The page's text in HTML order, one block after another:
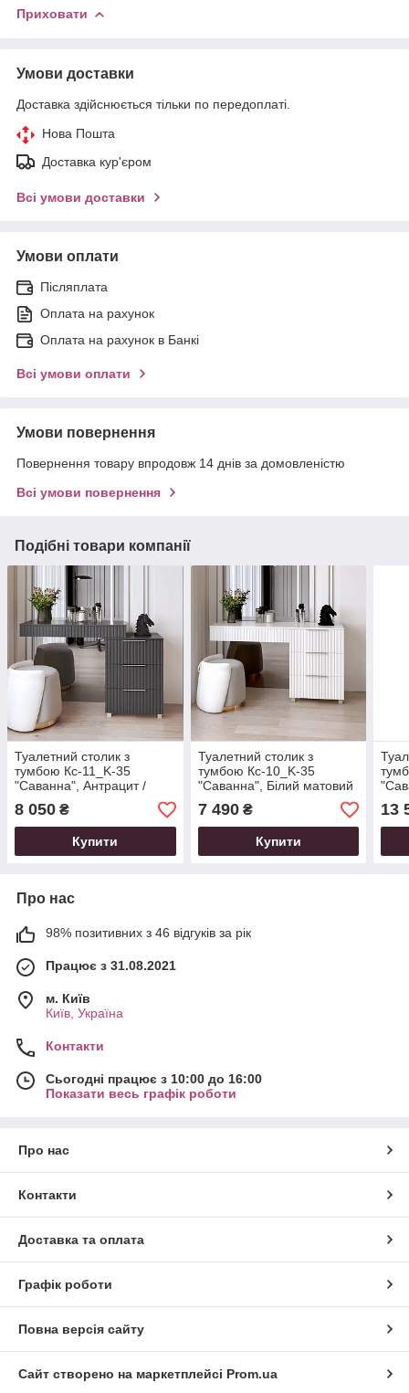
Приховати
Умови доставки
Доставка здійснюється тільки по передоплаті.
Нова Пошта
Доставка кур'єром
Всі умови доставки
Умови оплати
Післяплата
Оплата на рахунок
Оплата на рахунок в Банкі
Всі умови оплати
Умови повернення
Повернення товару впродовж 14 днів за домовленістю
Всі умови повернення
Подібні товари компанії
Туалетний столик з
тумбою Кс-11_K-35
"Саванна", Антрацит /
Графіт (130/92/42)
8 050 ₴
Купити
Туалетний столик з
тумбою Кс-10_K-35
"Саванна", Білий матовий
(130/76/42)
7 490₴
Купити
13
Про нас
98% позитивних з 46 відгуків за рік
Працює з 31.08.2021
м. Київ
Київ, Україна
Контакти
Сьогодні працює з 10:00 до 16:00
Показати весь графік роботи
Про нас
Контакти
Доставка та оплата
Графік роботи
Повна версія сайту
Сайт створено на маркетплейсі Prom.ua